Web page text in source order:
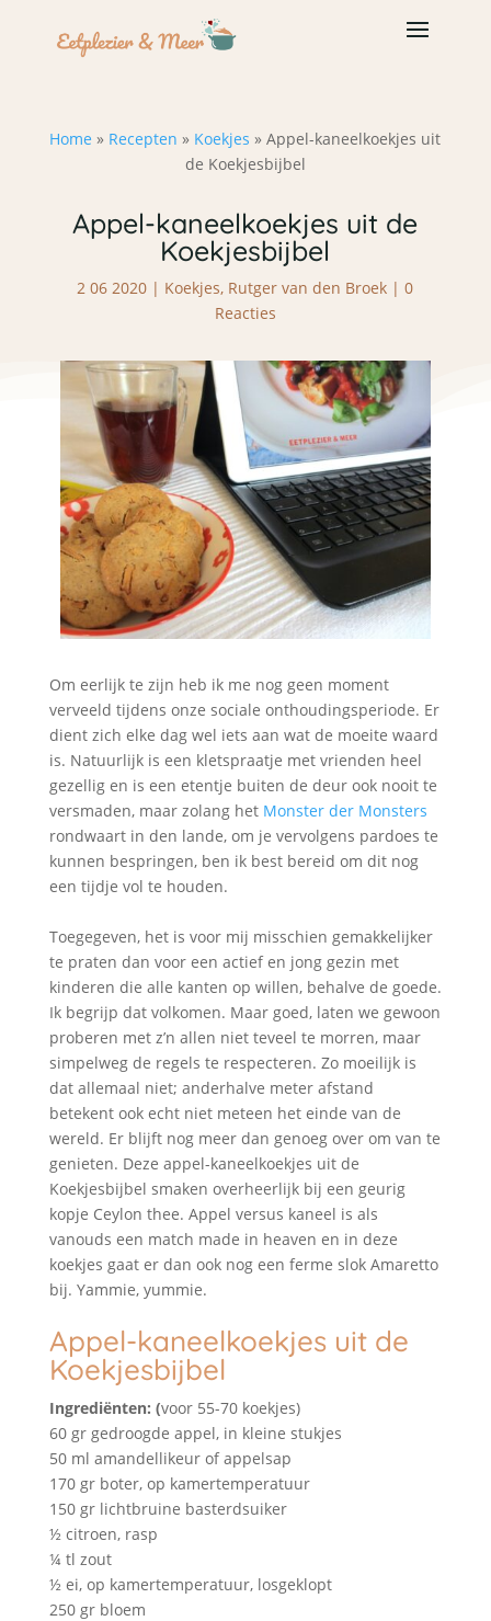
Home » Recepten » Koekjes »Appel-kaneelkoekjes uit
de Koekjesbijbel
Appel-kaneelkoekjes uit de
Koekjesbijbel
2 06 2020 | Koekjes, Rutger van den Broek |0
Reacties
Om eerlijk te zijn heb ik me nog geen moment
verveeld tijdens onze sociale onthoudingsperiode. Er
dient zich elke dag wel iets aan wat de moeite waard
is. Natuurlijk is een kletspraatje met vrienden heel
gezellig en is een etentje buiten de deur ook nooit te
versmaden, maar zolang het Monster der Monsters
rondwaart in den lande, om je vervolgens pardoes te
kunnen bespringen, ben ik best bereid om dit nog
een tijdje vol te houden.
Toegegeven, het is voor mij misschien gemakkelijker
te praten dan voor een actief en jong gezin met
kinderen die alle kanten op willen, behalve de goede.
Ik begrijp dat volkomen. Maar goed, laten we gewoon
proberen met z’n allen niet teveel te morren, maar
simpelweg de regels te respecteren. Zo moeilijk is
dat allemaal niet; anderhalve meter afstand
betekent ook echt niet meteen het einde van de
wereld. Er blijft nog meer dan genoeg over om van te
genieten. Deze appel-kaneelkoekjes uit de
Koekjesbijbel smaken overheerlijk bij een geurig
kopje Ceylon thee. Appel versus kaneel is als
vanouds een match made in heaven en in deze
koekjes gaat er dan ook nog een ferme slok Amaretto
bij. Yammie, yummie.
Appel-kaneelkoekjes uit de
Koekjesbijbel
Ingrediënten: (voor 55-70 koekjes)
60 gr gedroogde appel, in kleine stukjes
50 ml amandellikeur of appelsap
170 gr boter, op kamertemperatuur
150 gr lichtbruine basterdsuiker
½ citroen, rasp
¼ tl zout
½ ei, op kamertemperatuur, losgeklopt
250 gr bloem